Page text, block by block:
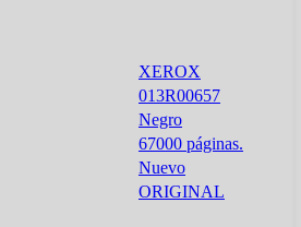
XEROX
013R00657
Negro
67000 páginas.
Nuevo
ORIGINAL